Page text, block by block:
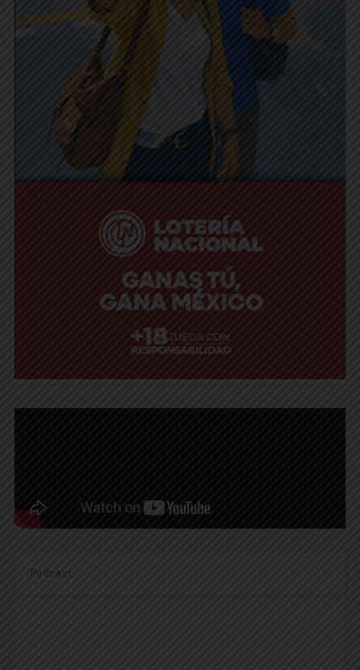
Podcast